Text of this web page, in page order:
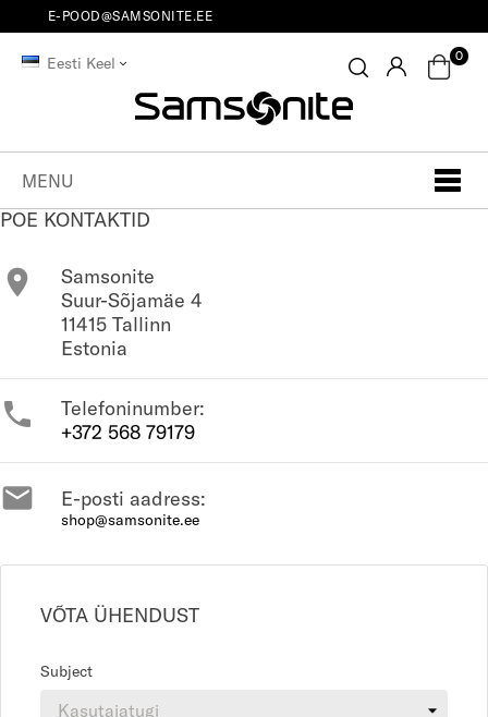
E-POOD@SAMSONITE.EE
Eesti Keel 0
MENU
POE KONTAKTID

Samsonite
Suur-Sõjamäe 4
11415 Tallinn
Estonia

Telefoninumber:
+372 568 79179
 E-posti aadress:
shop@samsonite.ee
VÕTA ÜHENDUST
Subject